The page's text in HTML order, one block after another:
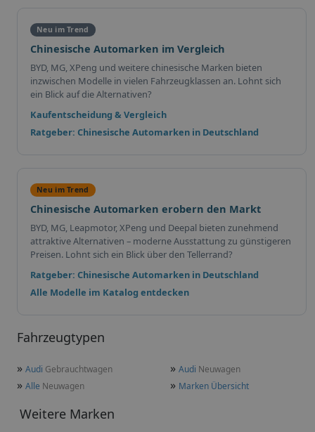
Neu im Trend
Chinesische Automarken im Vergleich
BYD, MG, XPeng und weitere chinesische Marken bieten
inzwischen Modelle in vielen Fahrzeugklassen an. Lohnt sich
ein Blick auf die Alternativen?
Kaufentscheidung & Vergleich
Ratgeber: Chinesische Automarken in Deutschland
Neu im Trend
Chinesische Automarken erobern den Markt
BYD, MG, Leapmotor, XPeng und Deepal bieten zunehmend
attraktive Alternativen – moderne Ausstattung zu günstigeren
Preisen. Lohnt sich ein Blick über den Tellerrand?
Ratgeber: Chinesische Automarken in Deutschland
Alle Modelle im Katalog entdecken
Fahrzeugtypen
» Audi Gebrauchtwagen » Audi Neuwagen
» Alle Neuwagen » Marken Übersicht
Weitere Marken